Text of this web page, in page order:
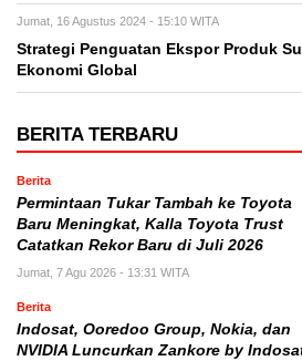
Jumat, 16 Agustus 2024 - 15:10 WITA
Strategi Penguatan Ekspor Produk
Ekonomi Global
BERITA TERBARU
Berita
Permintaan Tukar Tambah ke Toyota
Baru Meningkat, Kalla Toyota Trust
Catatkan Rekor Baru di Juli 2026
Jumat, 7 Agu 2026 - 13:31 WITA
Berita
Indosat, Ooredoo Group, Nokia, dan
NVIDIA Luncurkan Zankore by